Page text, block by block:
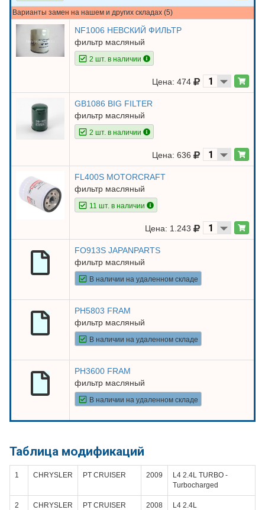
Варианты замен на нашем и других складах (5)
NF1006 НЕВСКИЙ ФИЛЬТР
фильтр масляный
2 шт. в наличии
Цена: 474
GB1086 BIG FILTER
фильтр масляный
2 шт. в наличии
Цена: 636
FL400S MOTORCRAFT
фильтр масляный
11 шт. в наличии
Цена: 1.243
FO913S JAPANPARTS
фильтр масляный
В наличии на удаленном складе
PH5803 FRAM
фильтр масляный
В наличии на удаленном складе
PH3600 FRAM
фильтр масляный
В наличии на удаленном складе
Таблица модификаций
1 CHRYSLER PT CRUISER 2009
L4 2.4L TURBO -
Turbocharged
2 CHRYSLER PT CRUISER 2008 L4 2.4L